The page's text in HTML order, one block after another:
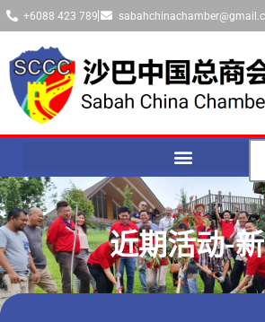
+6088 423 789
近期活动-